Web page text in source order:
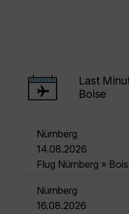
Last
Boise
Nürnberg
14.08.2026
Flug Nürnberg »
Nürnberg
16.08.2026